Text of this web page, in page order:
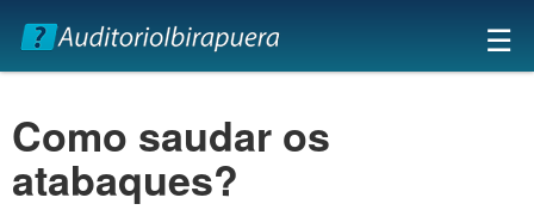
×
☰
Como saudar os
atabaques?